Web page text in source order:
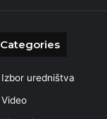
Categories
Izbor uredništva
Video